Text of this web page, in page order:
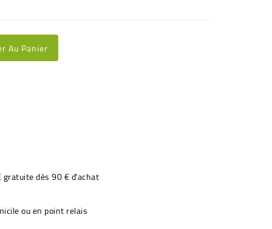
Au Panier
dès 90 € d'achat
ou en point relais